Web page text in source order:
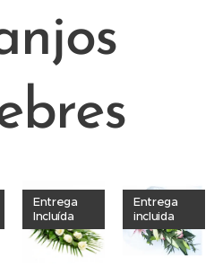
Entrega
Incluída
Entrega
incluida